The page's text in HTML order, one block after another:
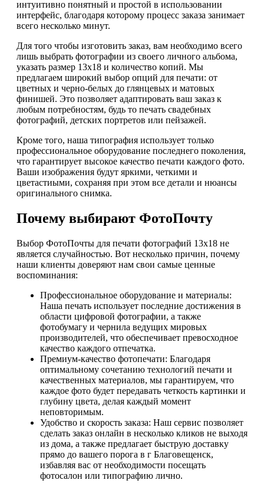
интуитивно понятный и простой в использовании
интерфейс, благодаря которому процесс заказа занимает
всего несколько минут.
Для того чтобы изготовить заказ, вам необходимо всего
лишь выбрать фотографии из своего личного альбома,
указать размер 13х18 и количество копий. Мы
предлагаем широкий выбор опций для печати: от
цветных и черно-белых до глянцевых и матовых
финишей. Это позволяет адаптировать ваш заказ к
любым потребностям, будь то печать свадебных
фотографий, детских портретов или пейзажей.
Кроме того, наша типография использует только
профессиональное оборудование последнего поколения,
что гарантирует высокое качество печати каждого фото.
Ваши изображения будут яркими, четкими и
цветастиыми, сохраняя при этом все детали и нюансы
оригинального снимка.
Почему выбирают ФотоПочту
Выбор ФотоПочты для печати фотографий 13х18 не
является случайностью. Вот несколько причин, почему
наши клиенты доверяют нам свои самые ценные
воспоминания:
Профессиональное оборудование и материалы:
Наша печать использует последние достижения в
области цифровой фотографии, а также
фотобумагу и чернила ведущих мировых
производителей, что обеспечивает превосходное
качество каждого отпечатка.
Премиум-качество фотопечати: Благодаря
оптимальному сочетанию технологий печати и
качественных материалов, мы гарантируем, что
каждое фото будет передавать четкость картинки и
глубину цвета, делая каждый момент
неповторимым.
Удобство и скорость заказа: Наш сервис позволяет
сделать заказ онлайн в несколько кликов не выходя
из дома, а также предлагает быструю доставку
прямо до вашего порога в г Благовещенск,
избавляя вас от необходимости посещать
фотосалон или типографию лично.